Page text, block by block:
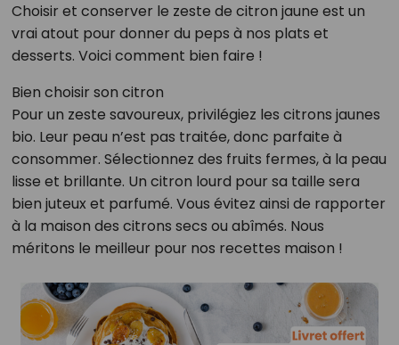
Choisir et conserver le zeste de citron jaune est un
vrai atout pour donner du peps à nos plats et
desserts. Voici comment bien faire !
Bien choisir son citron
Pour un zeste savoureux, privilégiez les citrons jaunes
bio. Leur peau n’est pas traitée, donc parfaite à
consommer. Sélectionnez des fruits fermes, à la peau
lisse et brillante. Un citron lourd pour sa taille sera
bien juteux et parfumé. Vous évitez ainsi de rapporter
à la maison des citrons secs ou abîmés. Nous
méritons le meilleur pour nos recettes maison !